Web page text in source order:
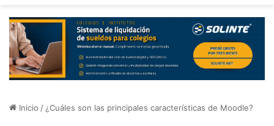
Inicio / ¿Cuáles son las principales características de Moodle?